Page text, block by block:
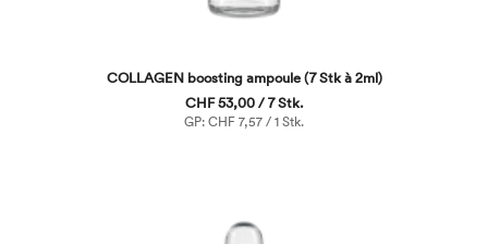
COLLAGEN boosting ampoule (7 Stk à 2ml)
CHF 53,00 / 7 Stk.
GP: CHF 7,57 / 1 Stk.